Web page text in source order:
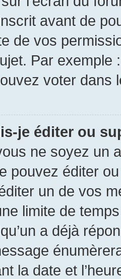
avant de
de vos
Par exemple
voter dans
je éditer ou
ne soyez un
pouvez éditer
un de vos
limite de
a déjà
la date et